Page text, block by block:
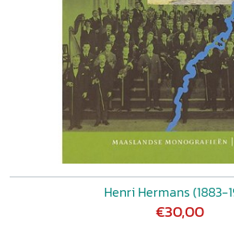
Henri Hermans (1883-
€30,00